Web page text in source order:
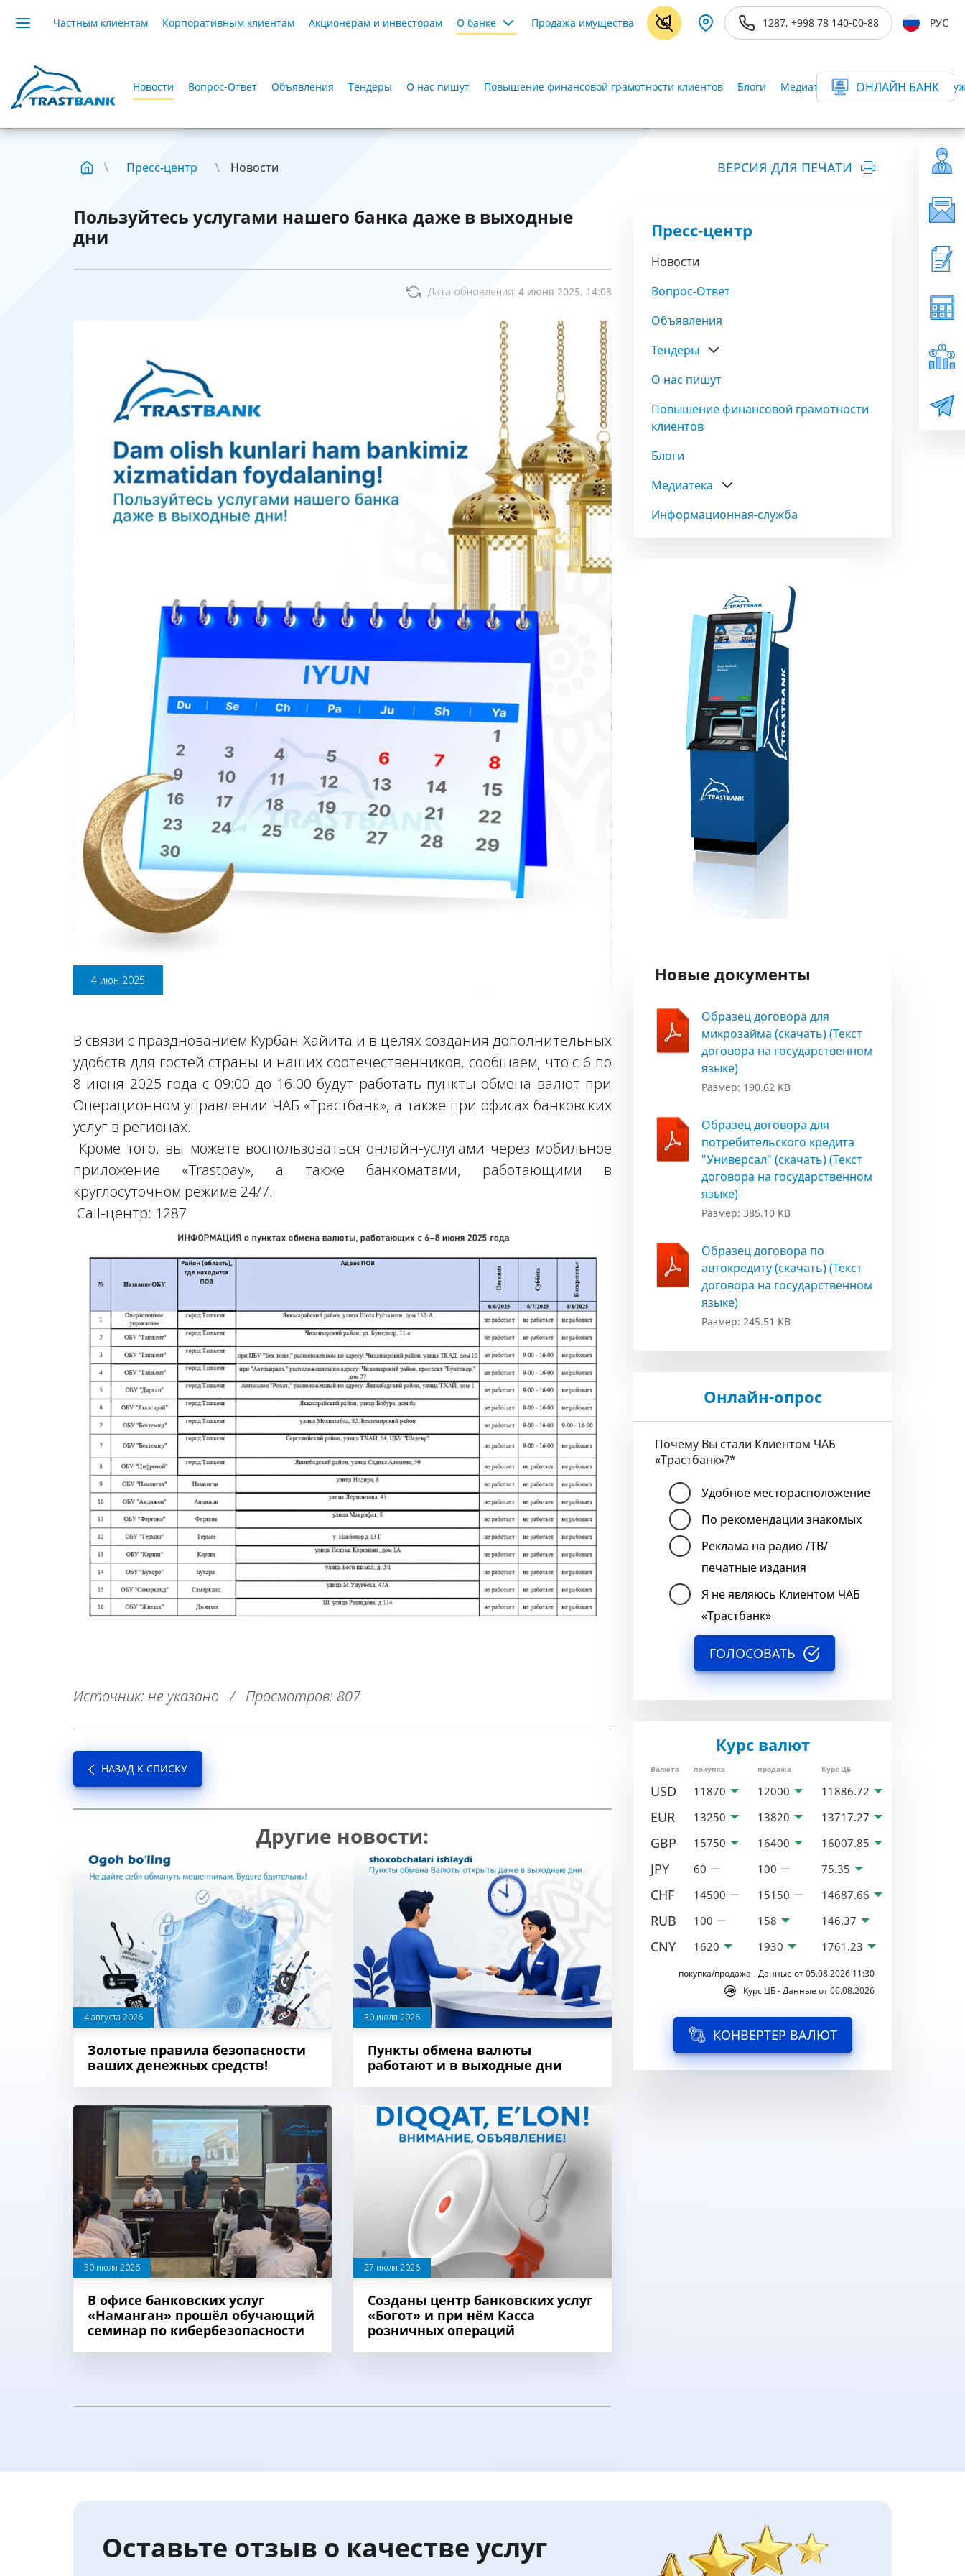
Частным клиентам Корпоративным клиентам Акционерам и инвесторам О банке Продажа имущества 1287, +998 78 140-00-88 РУС
Новости Вопрос-Ответ Объявления Тендеры О нас пишут Повышение финансовой грамотности клиентов Блоги Медиатека Информационная-
ОНЛАЙН БАНК
Пресс-центр Новости ВЕРСИЯ ДЛЯ ПЕЧАТИ
Пользуйтесь услугами нашего банка даже в выходные
дни
Дата обновления: 4 июня 2025, 14:03
4 июн 2025
В связи с празднованием Курбан Хайита и в целях создания дополнительных
удобств для гостей страны и наших соотечественников, сообщаем, что с 6 по
8 июня 2025 года с 09:00 до 16:00 будут работать пункты обмена валют при
Операционном управлении ЧАБ «Трастбанк», а также при офисах банковских
услуг в регионах.
Кроме того, вы можете воспользоваться онлайн-услугами через мобильное
приложение «Trastpay», а также банкоматами, работающими в
круглосуточном режиме 24/7.
Call-центр: 1287
Источник: не указано / Просмотров: 807
НАЗАД К СПИСКУ
Другие новости:
4 августа 2026
Золотые правила безопасности
ваших денежных средств!
30 июля 2026
Пункты обмена валюты
работают и в выходные дни
30 июля 2026
В офисе банковских услуг
«Наманган» прошёл обучающий
семинар по кибербезопасности
27 июля 2026
Созданы центр банковских услуг
«Богoт» и при нём Касса
розничных операций
Пресс-центр
Новости
Вопрос-Ответ
Объявления
Тендеры
О нас пишут
Повышение финансовой грамотности
клиентов
Блоги
Медиатека
Информационная-служба
Новые документы
Образец договора для
микрозайма (скачать) (Текст
договора на государственном
языке)
Размер: 190.62 KB
Образец договора для
потребительского кредита
"Универсал" (скачать) (Текст
договора на государственном
языке)
Размер: 385.10 KB
Образец договора по
автокредиту (скачать) (Текст
договора на государственном
языке)
Размер: 245.51 KB
Онлайн-опрос
Почему Вы стали Клиентом ЧАБ
«Трастбанк»?*
Удобное месторасположение
По рекомендации знакомых
Реклама на радио /ТВ/
печатные издания
Я не являюсь Клиентом ЧАБ
«Трастбанк»
ГОЛОСОВАТЬ
Курс валют
Валюта покупка продажа Курс ЦБ
USD 11870 12000 11886.72
EUR 13250 13820 13717.27
GBP 15750 16400 16007.85
JPY 60 100 75.35
CHF 14500 15150 14687.66
RUB 100 158 146.37
CNY 1620 1930 1761.23
покупка/продажа - Данные от 05.08.2026 11:30
Курс ЦБ - Данные от 06.08.2026
КОНВЕРТЕР ВАЛЮТ
Оставьте отзыв о качестве услуг